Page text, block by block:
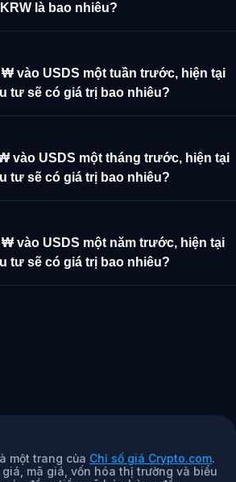
là bao nhiêu?
₩ vào USDS một tuần trước, hiện tại
tư sẽ có giá trị bao nhiêu?
vào USDS một tháng trước, hiện tại
tư sẽ có giá trị bao nhiêu?
₩ vào USDS một năm trước, hiện tại
tư sẽ có giá trị bao nhiêu?
một trang của Chỉ số giá Crypto.com.
mã giá, vốn hóa thị trường và biểu